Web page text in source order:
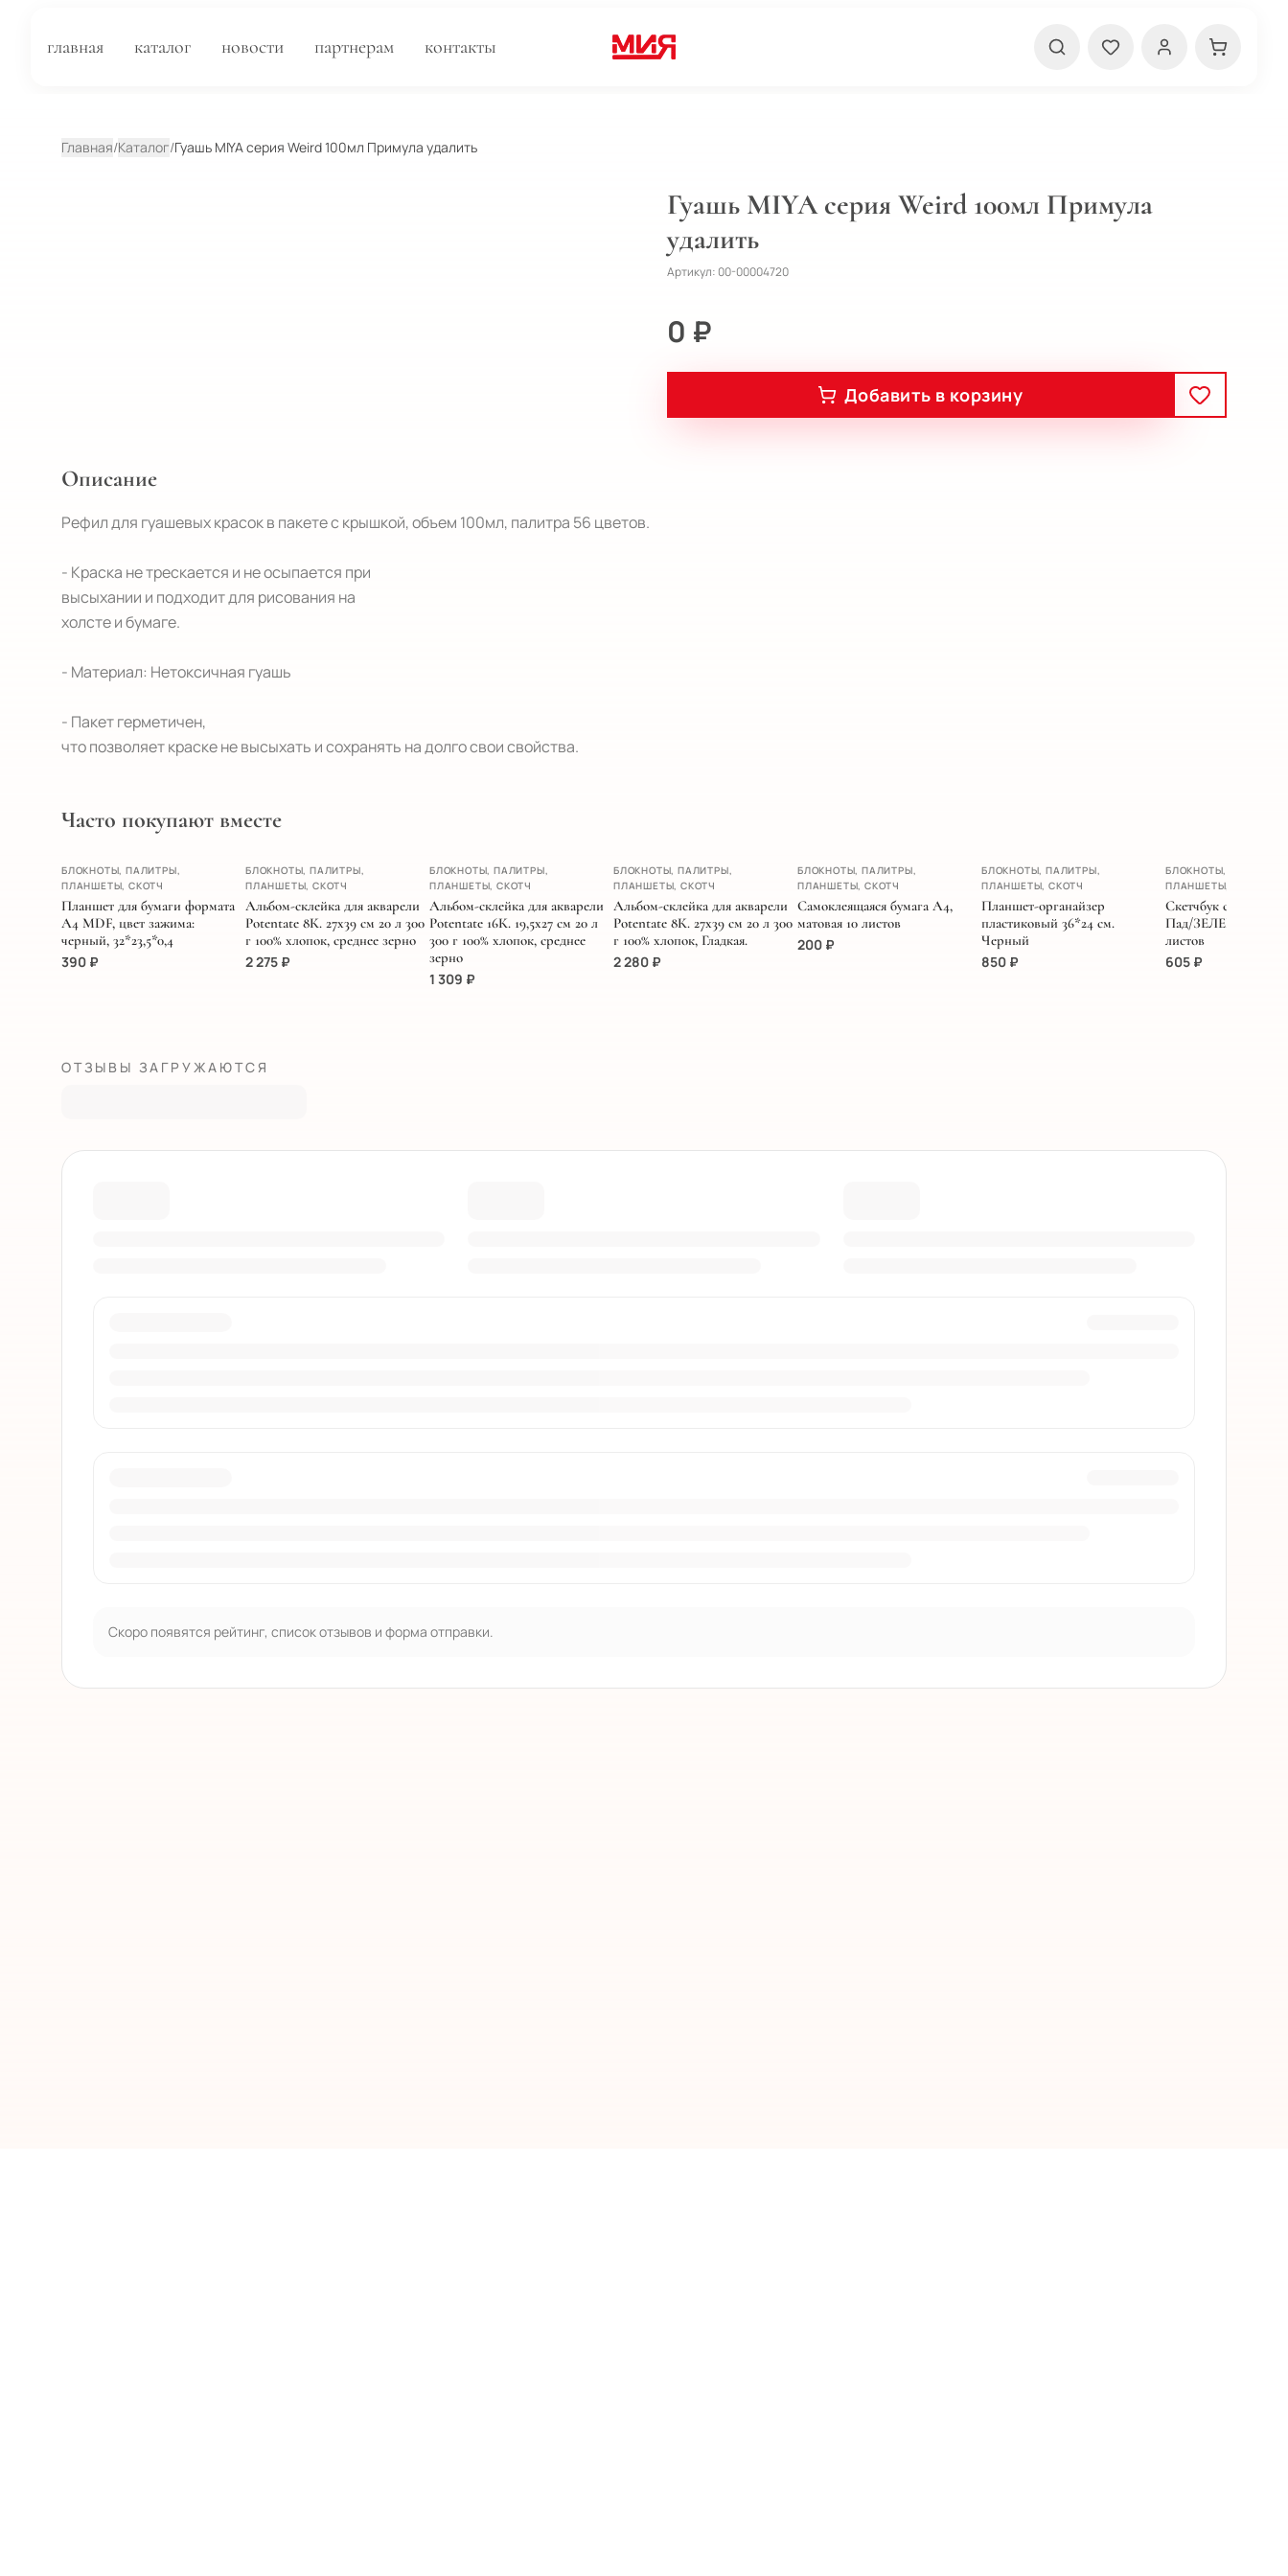
главная каталог новости партнерам контакты
Главная/Каталог/Гуашь MIYA серия Weird 100мл Примула удалить
Гуашь MIYA серия Weird 100мл Примула
удалить
Артикул: 00-00004720
0 ₽
Добавить в корзину
Описание
Рефил для гуашевых красок в пакете с крышкой, объем 100мл, палитра 56 цветов.
- Краска не трескается и не осыпается при
высыхании и подходит для рисования на
холсте и бумаге.
- Материал: Нетоксичная гуашь
- Пакет герметичен,
что позволяет краске не высыхать и сохранять на долго свои свойства.
Часто покупают вместе
НОВИНКА
БЛОКНОТЫ, ПАЛИТРЫ,
ПЛАНШЕТЫ, СКОТЧ
Планшет для бумаги формата
А4 MDF, цвет зажима:
черный, 32*23,5*0,4
390 ₽
БЛОКНОТЫ, ПАЛИТРЫ,
ПЛАНШЕТЫ, СКОТЧ
Альбом-склейка для акварели
Potentate 8К. 27х39 см 20 л 300
г 100% хлопок, среднее зерно
2 275 ₽
БЛОКНОТЫ, ПАЛИТРЫ,
ПЛАНШЕТЫ, СКОТЧ
Альбом-склейка для акварели
Potentate 16К. 19,5х27 см 20 л
300 г 100% хлопок, среднее
зерно
1 309 ₽
БЛОКНОТЫ, ПАЛИТРЫ,
ПЛАНШЕТЫ, СКОТЧ
Альбом-склейка для акварели
Potentate 8К. 27х39 см 20 л 300
г 100% хлопок, Гладкая.
2 280 ₽
БЛОКНОТЫ, ПАЛИТРЫ,
ПЛАНШЕТЫ, СКОТЧ
Самоклеящаяся бумага А4,
матовая 10 листов
200 ₽
БЛОКНОТЫ, ПАЛИТРЫ,
ПЛАНШЕТЫ, СКОТЧ
Планшет-органайзер
пластиковый 36*24 см.
Черный
850 ₽
БЛОКНОТЫ, ПАЛИТРЫ,
ПЛАНШЕТЫ, СКОТЧ
Скетчбук серии
Пад/ЗЕЛЕНЫЙ
листов
605 ₽
ОТЗЫВЫ ЗАГРУЖАЮТСЯ
Скоро появятся рейтинг, список отзывов и форма отправки.